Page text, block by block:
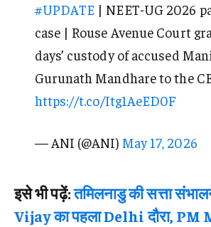
#UPDATE | NEET-UG 2026
case | Rouse Avenue Court
days’ custody of accused
Gurunath Mandhare to the
https://t.co/Itg1AeED0F
— ANI (@ANI) May 17, 2026
इसे भी पढ़ें:तमिलनाडु की सत्ता
Vijay का पहला Delhi दौरा, PM